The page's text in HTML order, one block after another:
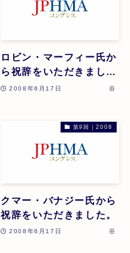
ロビン・マーフィー氏か
ら祝辞をいただきまし
た。
2008年6月17日 谷
第9回｜2008
クマー・バナジー氏から
祝辞をいただきました。
2008年6月17日 谷